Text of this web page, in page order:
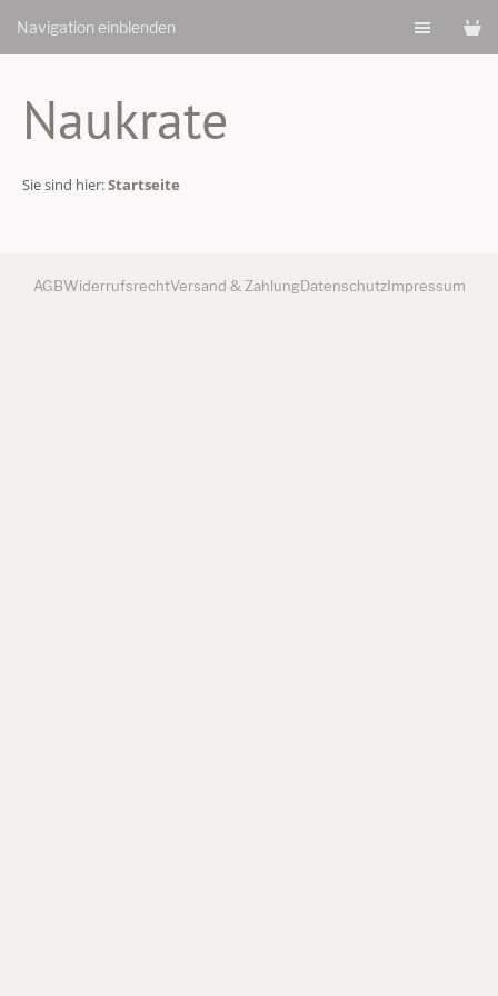
Navigation einblenden
Naukrate
Sie sind hier:Startseite
AGBWiderrufsrechtVersand & ZahlungDatenschutzImpressum